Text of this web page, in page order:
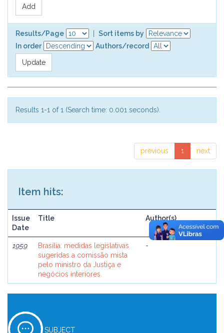
Results/Page
Sort items by
In order
Authors/record
Results 1-1 of 1 (Search time: 0.001 seconds).
previous 1 next
Item hits:
Issue
Date
Title Author(s)
1959
Brasília: medidas legislativas
sugeridas a comissão mista
pelo ministro da Justiça e
negócios interiores.
-
SUBJECT